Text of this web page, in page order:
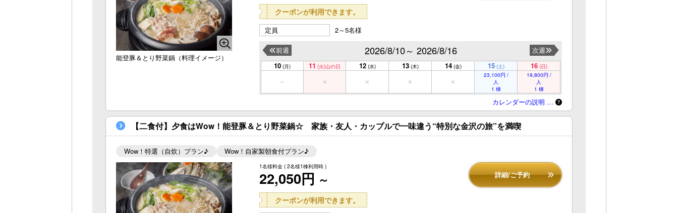
能登豚＆とり野菜鍋（料理イメージ）
クーポンが利用できます。
定員 2～5名様
2026/8/10～ 2026/8/16
前週
次週
10 (月) 11 (火)山の日 12 (水) 13 (木) 14 (金) 15 (土) 16 (日)
23,100円 /
人
1 棟
19,800円 /
人
1 棟
カレンダーの説明 …
【二食付】夕食はWow！能登豚＆とり野菜鍋☆ 家族・友人・カップルで一味違う“特別な金沢の旅”を満喫
Wow！特選（自炊）プラン♪ Wow！自家製朝食付プラン♪
1名様料金 ( 2名様1棟利用時 )
22,050円 ～ 詳細/ご予約
クーポンが利用できます。